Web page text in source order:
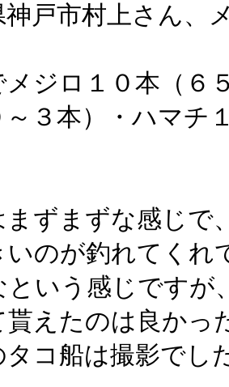
神戸市村上さん、
メジロ１０本（６
～３本）・ハマチ
まずまずな感じで
いのが釣れてくれ
という感じですが
貰えたのは良かっ
タコ船は撮影でし